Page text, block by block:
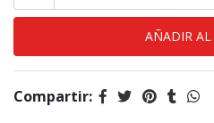
Compartir: